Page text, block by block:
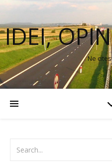
IDEI,
Ne